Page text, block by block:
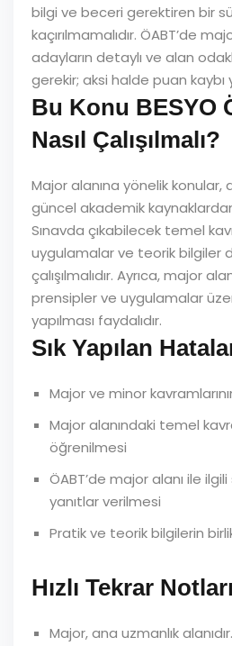
bilgi ve beceri gerektiren bir
kaçırılmamalıdır. ÖABT’de
adayların detaylı ve alan
gerekir; aksi halde puan kaybı
Bu Konu BESYO
Nasıl Çalışılmalı?
Major alanına yönelik konular,
güncel akademik
Sınavda çıkabilecek temel
uygulamalar ve teorik bilgiler
çalışılmalıdır. Ayrıca, major
prensipler ve uygulamalar
yapılması faydalıdır.
Sık Yapılan
Major ve minor
Major alanındaki temel
öğrenilmesi
ÖABT’de major alanı ile
yanıtlar verilmesi
Pratik ve teorik bilgilerin
Hızlı Tekrar Notları
Major, ana uzmanlık alanıdır.